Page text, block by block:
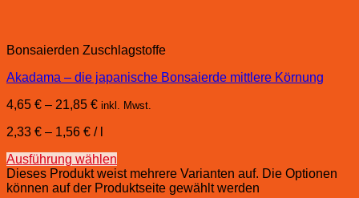
Bonsaierden Zuschlagstoffe
Akadama – die japanische Bonsaierde mittlere Körnung
4,65 € – 21,85 € inkl. Mwst.
2,33 € – 1,56 € /
Ausführung wählen
Dieses Produkt weist mehrere Varianten auf. Die Optionen
können auf der Produktseite gewählt werden